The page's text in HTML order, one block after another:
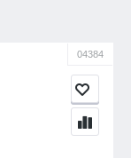
04384